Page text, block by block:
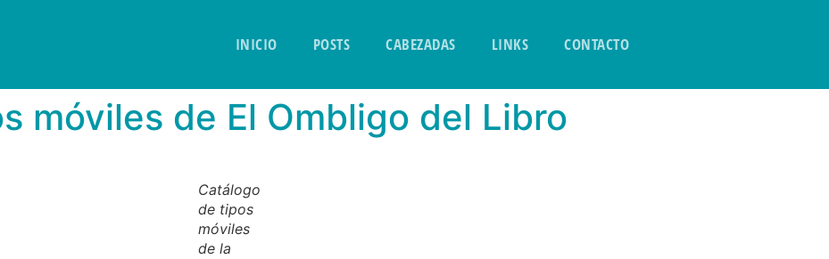
INICIO POSTS CABEZADAS LINKS CONTACTO
móviles de El Ombligo del Libro
Catálogo
de tipos
móviles
de la